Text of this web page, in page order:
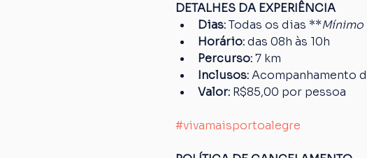
DETALHES DA EXPERIÊNCIA
Dias: Todas os dias **
Horário: das 08h às 10h
Percurso: 7 km
Inclusos: Acompanhamento
Valor: R$85,00 por pessoa
#vivamaisportoalegre